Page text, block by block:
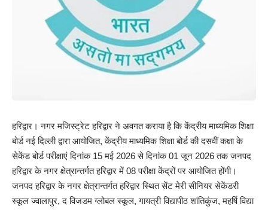
हरिद्वार। नगर मजिस्ट्रेट हरिद्वार ने अवगत कराया है कि केंद्रीय माध्यमिक शिक्षा
बोर्ड नई दिल्ली द्वारा आयोजित, केंद्रीय माध्यमिक शिक्षा बोर्ड की दसवीं कक्षा के
सेकेंड बोर्ड परीक्षाएं दिनांक 15 मई 2026 से दिनांक 01 जून 2026 तक जनपद
हरिद्वार के नगर क्षेत्रान्तर्गत हरिद्वार में 08 परीक्षा केंद्रों पर आयोजित होंगी।
जनपद हरिद्वार के नगर क्षेत्रान्तर्गत हरिद्वार स्थित सेंट मेरी सीनियर सेकेंडरी
स्कूल ज्वालापुर, द विजडम ग्लोबल स्कूल, गायत्री विद्यापीठ शांतिकुंज, महर्षि विद्या